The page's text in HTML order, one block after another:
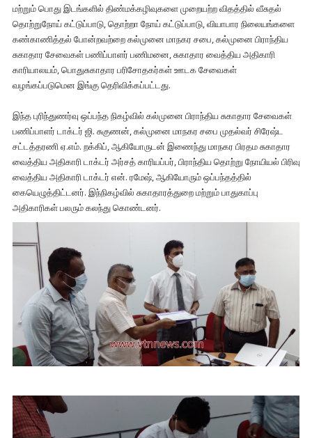
மற்றும் பொது இடங்களில் திண்மக்கழிவுகளை முறையற்ற விதத்தில் வீசுதல்
தொற்றுநோய் கட்டுப்பாடு, தொற்றா நோய் கட்டுப்பாடு, வியாபார நிலையங்களை
கண்காணித்தல் போன்றவற்றை கல்முனை மாநகர சபை, கல்முனை பிராந்திய
சுகாதார சேவைகள் பணிப்பாளர் பணிமனை, சுகாதார வைத்திய அதிகாரி
காரியாலயம், பொதுசுகாதார பரிசோதகர்கள் ஊடக சேவைகள்
வழங்கப்படுமென இங்கு தெரிவிக்கப்பட்டது.
இந்த புரிந்துணர்வு ஒப்பந்த நிகழ்வில் கல்முனை பிராந்திய சுகாதார சேவைகள்
பணிப்பாளர் டாக்டர் ஜி. சுகுணன், கல்முனை மாநகர சபை முதல்வர் சிரேஷ்ட
சட்டத்தரணி ஏ.எம். றக்கிப், ஆகியோருடன் இணைந்து மாநகர பிரதம சுகாதார
வைத்திய அதிகாரி டாக்டர் அர்சத் காரியப்பர், பிராந்திய தொற்று நோயியல் பிரிவு
வைத்திய அதிகாரி டாக்டர் என். ரமேஷ், ஆகியோரும் ஒப்பந்தத்தில்
கையெழுத்திட்டனர். இந்நிகழ்வில் சுகாதாரத்துறை மற்றும் பாதுகாப்பு
அதிகாரிகள் பலரும் கலந்து கொண்டனர்.